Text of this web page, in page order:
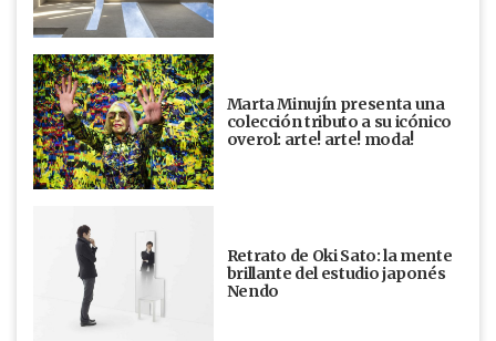
Marta Minujín presenta una
colección tributo a su icónico
overol: arte! arte! moda!
Retrato de Oki Sato: la mente
brillante del estudio japonés
Nendo